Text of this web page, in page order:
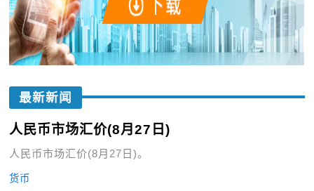
最新新闻
人民币市场汇价(8月27日)
人民币市场汇价(8月27日)。
货币